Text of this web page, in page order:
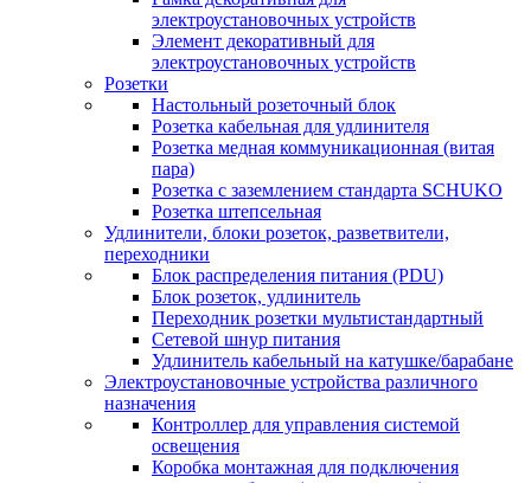
электроустановочных устройств
Элемент декоративный для
электроустановочных устройств
Розетки
Настольный розеточный блок
Розетка кабельная для удлинителя
Розетка медная коммуникационная (витая
пара)
Розетка с заземлением стандарта SCHUKO
Розетка штепсельная
Удлинители, блоки розеток, разветвители,
переходники
Блок распределения питания (PDU)
Блок розеток, удлинитель
Переходник розетки мультистандартный
Сетевой шнур питания
Удлинитель кабельный на катушке/барабане
Электроустановочные устройства различного
назначения
Контроллер для управления системой
освещения
Коробка монтажная для подключения